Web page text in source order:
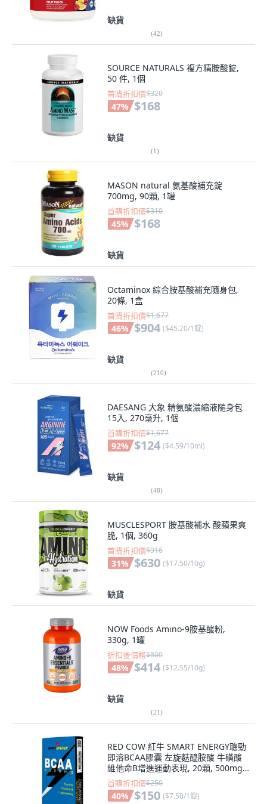
缺貨
(42)
SOURCE NATURALS 複方精胺酸錠,
50 件, 1個
首購折扣價$320
47% $168
缺貨
(1)
MASON natural 氨基酸補充錠
700mg, 90顆, 1罐
首購折扣價$310
45% $168
缺貨
Octaminox 綜合胺基酸補充隨身包,
20條, 1盒
首購折扣價$1,677
46% $904 ($45.20/1錠)
缺貨
(210)
DAESANG 大象 精氨酸濃縮液隨身包
15入, 270毫升, 1個
首購折扣價$1,677
92% $124 ($4.59/10ml)
缺貨
(48)
MUSCLESPORT 胺基酸補水 酸蘋果爽
脆, 1個, 360g
首購折扣價$916
31% $630 ($17.50/10g)
缺貨
NOW Foods Amino-9胺基酸粉,
330g, 1罐
折扣後價格$800
48% $414 ($12.55/10g)
缺貨
(21)
RED COW 紅牛 SMART ENERGY聰勁
即溶BCAA膠囊 左旋麩醯胺酸 牛磺酸
維他命B增進運動表現, 20顆, 500mg,
1盒
首購折扣價$250
40% $150 ($7.50/1錠)